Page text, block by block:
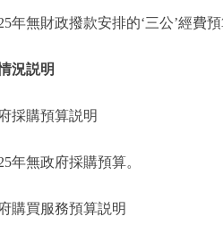
無財政撥款安排的‘三公’經費預
況説明
購預算説明
無政府採購預算。
買服務預算説明